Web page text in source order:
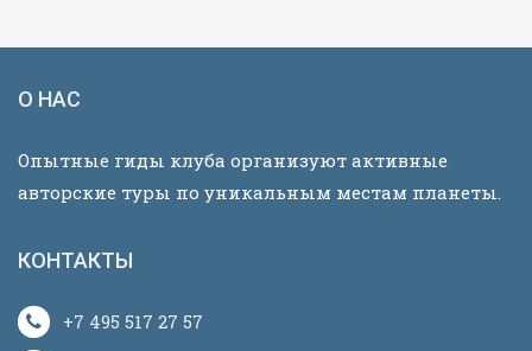
О НАС
Опытные гиды клуба организуют активные
авторские туры по уникальным местам планеты.
КОНТАКТЫ
+7 495 517 27 57